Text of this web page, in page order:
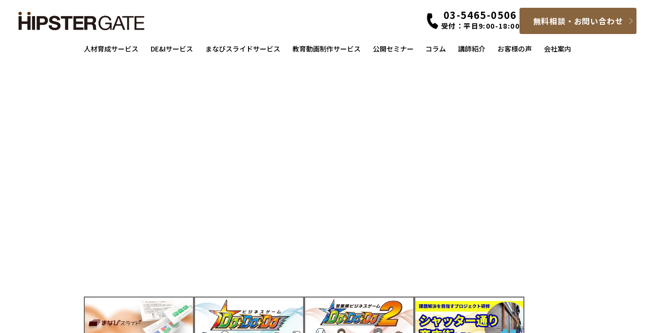
03-5465-0506
受付：平日9:00-18:00 無料相談・お問い合わせ
人材育成サービス DE&Iサービス まなびスライドサービス 教育動画制作サービス 公開セミナー コラム 講師紹介 お客様の声 会社案内